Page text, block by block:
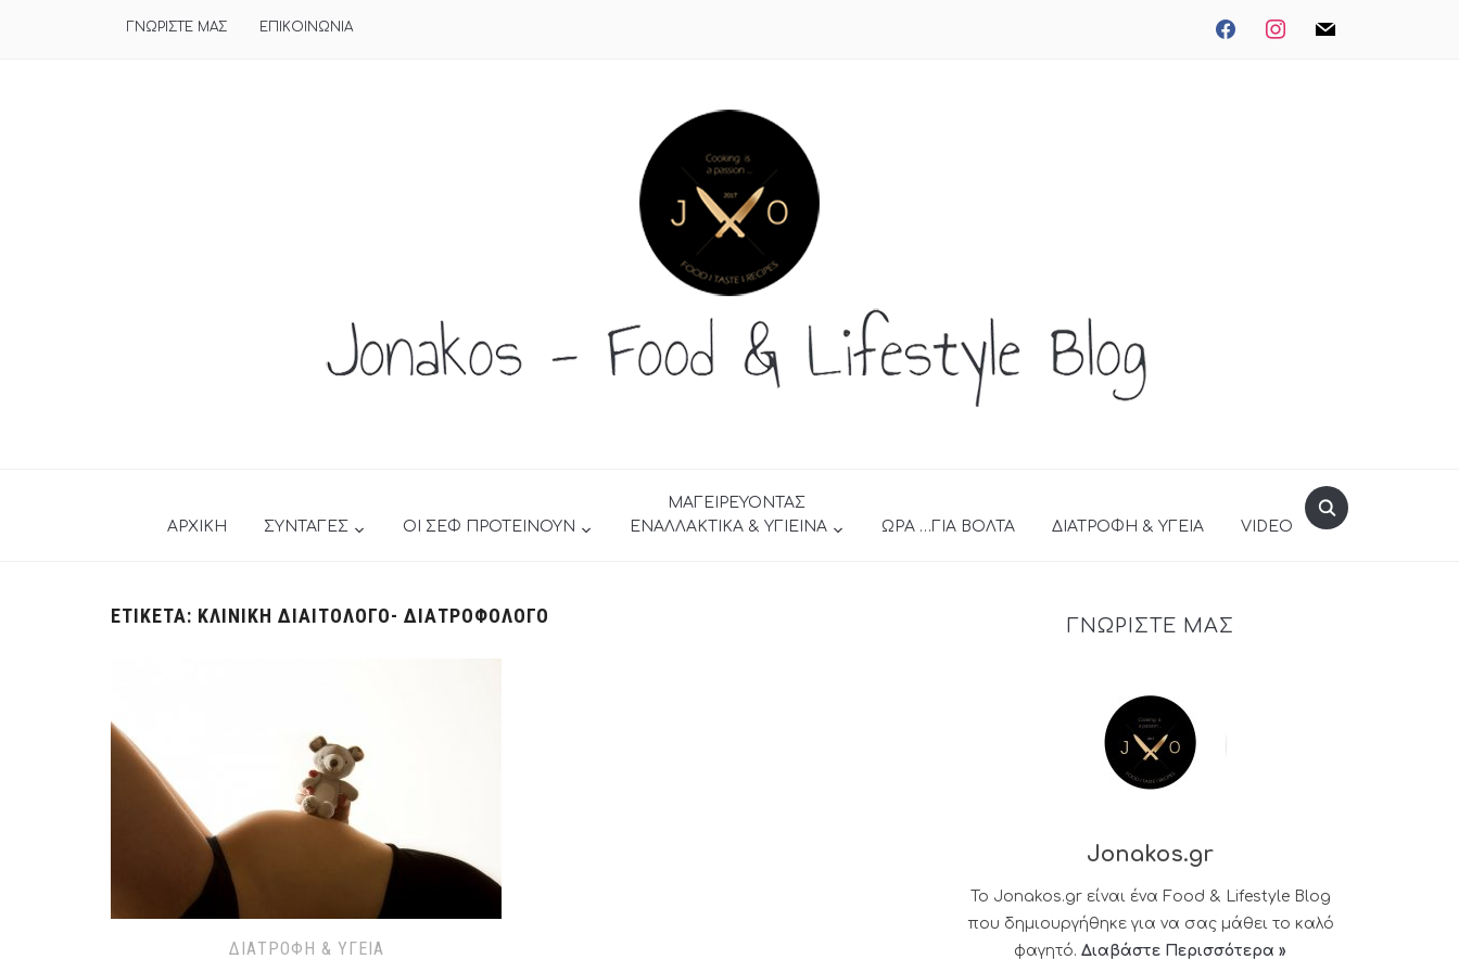
facebookinstagrammail
ΓΝΩΡΙΣΤΕ ΜΑΣ ΕΠΙΚΟΙΝΩΝΙΑ
ΑΡΧΙΚΗ ΣΥΝΤΑΓΕΣ ΟΙ ΣΕΦ ΠΡΟΤΕΙΝΟΥΝ
ΜΑΓΕΙΡΕΥΟΝΤΑΣ
ΕΝΑΛΛΑΚΤΙΚΑ & ΥΓΙΕΙΝΑ
ΩΡΑ …ΓΙΑ ΒΟΛΤΑ ΔΙΑΤΡΟΦΗ & ΥΓΕΙΑ VIDEO
ΕΤΙΚΈΤΑ: ΚΛΙΝΙΚΉ ΔΙΑΙΤΟΛΌΓΟ- ΔΙΑΤΡΟΦΟΛΌΓΟ
ΔΙΑΤΡΟΦΉ & ΥΓΕΊΑ
ΓΝΩΡΙΣΤΕ ΜΑΣ
Jonakos.gr
Το Jonakos.gr είναι ένα Food & Lifestyle Blog
που δημιουργήθηκε για να σας μάθει το καλό
φαγητό. Διαβάστε Περισσότερα »